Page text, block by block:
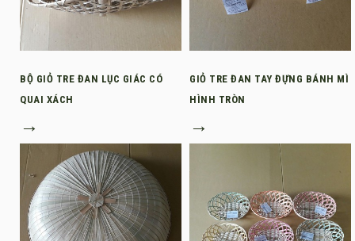
BỘ GIỎ TRE ĐAN LỤC GIÁC CÓ
QUAI XÁCH
→
GIỎ TRE ĐAN TAY ĐỰNG BÁNH MÌ
HÌNH TRÒN
→